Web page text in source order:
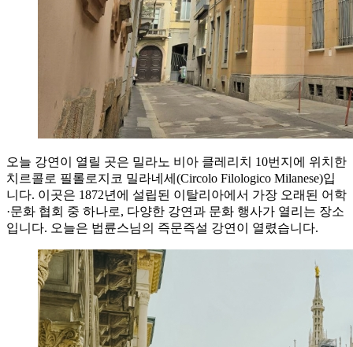
오늘 강연이 열릴 곳은 밀라노 비아 클레리치 10번지에 위치한
치르콜로 필롤로지코 밀라네세(Circolo Filologico Milanese)입
니다. 이곳은 1872년에 설립된 이탈리아에서 가장 오래된 어학
·문화 협회 중 하나로, 다양한 강연과 문화 행사가 열리는 장소
입니다. 오늘은 법륜스님의 즉문즉설 강연이 열렸습니다.